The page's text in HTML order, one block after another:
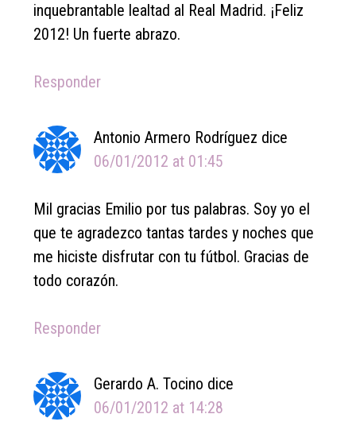
inquebrantable lealtad al Real Madrid. ¡Feliz
2012! Un fuerte abrazo.
Responder
Antonio Armero Rodríguez dice
06/01/2012 at 01:45
Mil gracias Emilio por tus palabras. Soy yo el
que te agradezco tantas tardes y noches que
me hiciste disfrutar con tu fútbol. Gracias de
todo corazón.
Responder
Gerardo A. Tocino dice
06/01/2012 at 14:28